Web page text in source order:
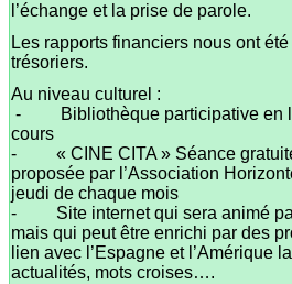
l’échange et la prise de parole.
Les rapports financiers nous ont
trésoriers.
Au niveau culturel :
- Bibliothèque participative en
cours
- « CINE CITA » Séance gratuite
proposée par l’Association
jeudi de chaque mois
- Site internet qui sera animé
mais qui peut être enrichi par des
lien avec l’Espagne et l’Amérique
actualités, mots croises….